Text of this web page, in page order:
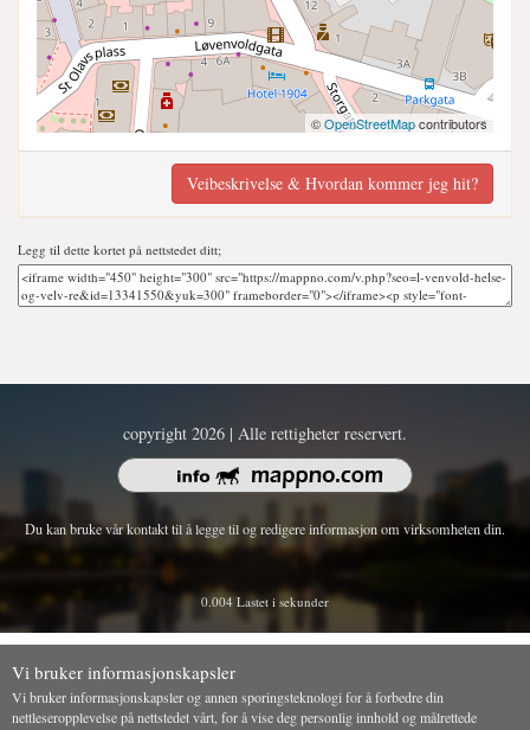
©OpenStreetMapcontributors
Veibeskrivelse & Hvordan kommer jeg hit?
Legg til dette kortet på nettstedet ditt;
copyright 2026 | Alle rettigheter reservert.
Du kan bruke vår kontakt til å legge til og redigere informasjon om virksomheten din.
0.004 Lastet i sekunder
Vi bruker informasjonskapsler
Vi bruker informasjonskapsler og annen sporingsteknologi for å forbedre din
nettleseropplevelse på nettstedet vårt, for å vise deg personlig innhold og målrettede